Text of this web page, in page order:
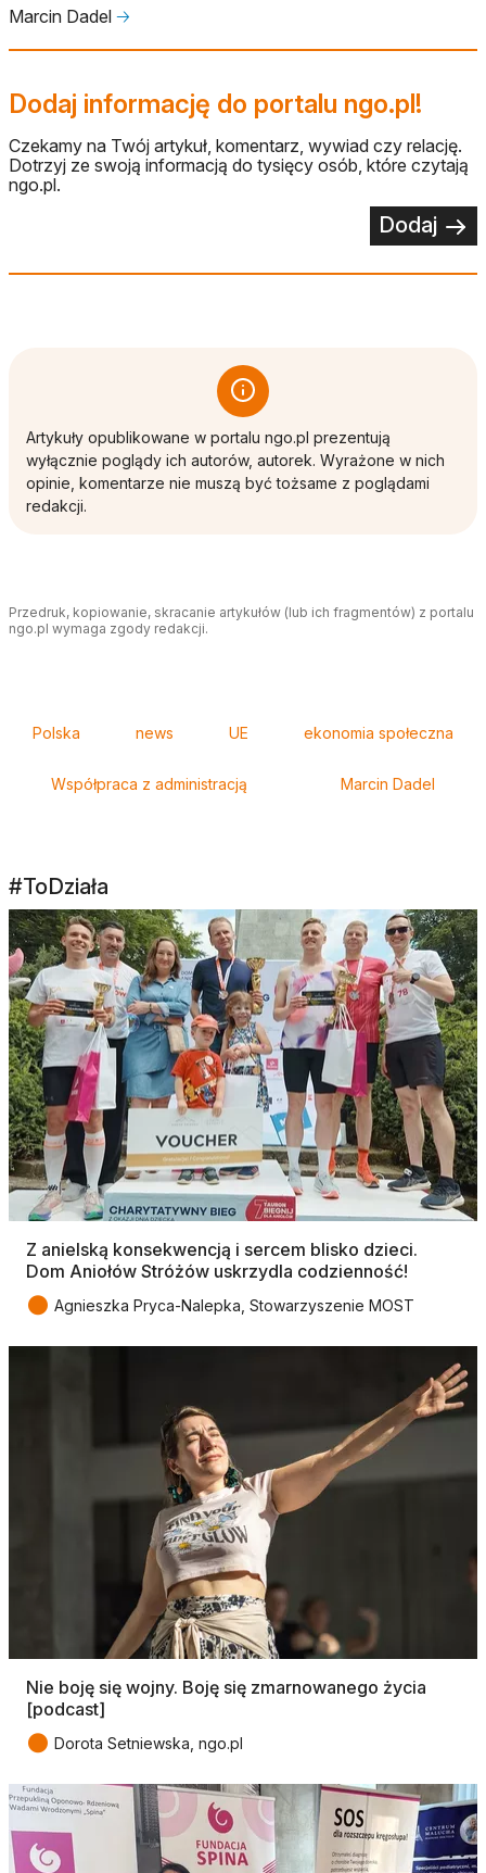
Marcin Dadel 🡢
Dodaj informację do portalu ngo.pl!
Czekamy na Twój artykuł, komentarz, wywiad czy relację.
Dotrzyj ze swoją informacją do tysięcy osób, które czytają
ngo.pl.
Dodaj
Artykuły opublikowane w portalu ngo.pl prezentują
wyłącznie poglądy ich autorów, autorek. Wyrażone w nich
opinie, komentarze nie muszą być tożsame z poglądami
redakcji.
Przedruk, kopiowanie, skracanie artykułów (lub ich fragmentów) z portalu
ngo.pl wymaga zgody redakcji.
Polska news UE ekonomia społeczna
Współpraca z administracją Marcin Dadel
#ToDziała
Z anielską konsekwencją i sercem blisko dzieci.
Dom Aniołów Stróżów uskrzydla codzienność!
● Agnieszka Pryca-Nalepka, Stowarzyszenie MOST
Nie boję się wojny. Boję się zmarnowanego życia
[podcast]
● Dorota Setniewska, ngo.pl